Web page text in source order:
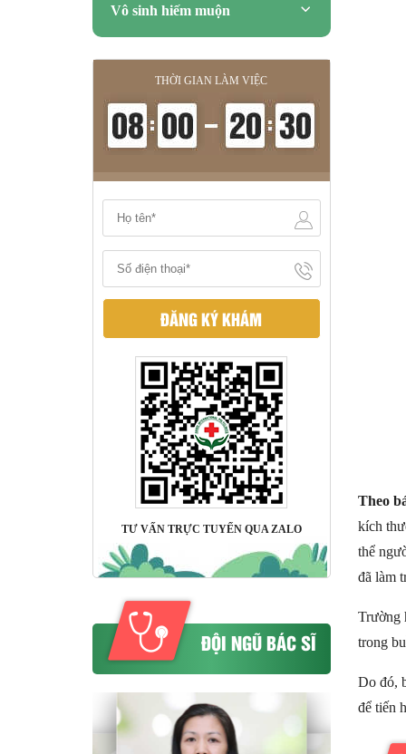
Theo
kích
thể
đã làm
Trường
trong
Do đó,
để tiến
Vô sinh hiếm muộn
THỜI GIAN LÀM VIỆC
ĐĂNG KÝ KHÁM
TƯ VẤN TRỰC TUYẾN QUA ZALO
ĐỘI NGŨ BÁC SĨ